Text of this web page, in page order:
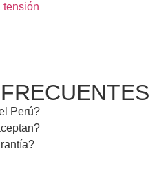
tensión
Perú?